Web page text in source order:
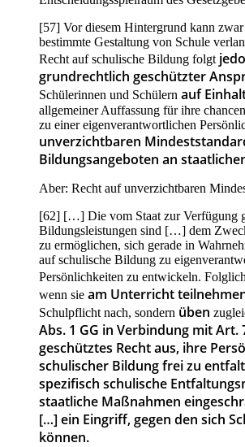
[57] Vor diesem Hintergrund kann
bestimmte Gestaltung von Schule
Recht auf schulische Bildung folgt
grundrechtlich geschützter
Schülerinnen und Schülern auf
allgemeiner Auffassung für ihre
zu einer eigenverantwortlichen
unverzichtbaren
Bildungsangeboten an
Aber: Recht auf unverzichtbaren
[62] […] Die vom Staat zur Verfügung
Bildungsleistungen sind […] dem
zu ermöglichen, sich gerade in
auf schulische Bildung zu
Persönlichkeiten zu entwickeln.
wenn sie am Unterricht
Schulpflicht nach, sondern üben
Abs. 1 GG in Verbindung mit Art.
geschütztes Recht aus, ihre
schulischer Bildung frei zu
spezifisch schulische
staatliche Maßnahmen
[…] ein Eingriff, gegen den sich
können.